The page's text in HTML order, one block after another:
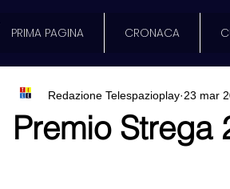
PRIMA PAGINA CRONACA
Premio Strega
Redazione Telespazioplay 23 mar